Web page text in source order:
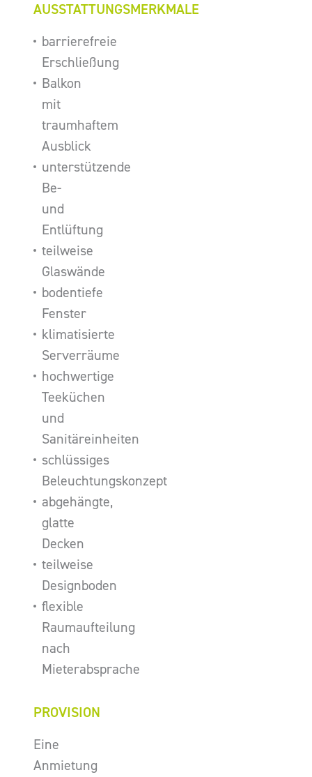
AUSSTATTUNGSMERKMALE
barrierefreie
Erschließung
Balkon
mit
traumhaftem
Ausblick
unterstützende
Be-
und
Entlüftung
teilweise
Glaswände
bodentiefe
Fenster
klimatisierte
Serverräume
hochwertige
Teeküchen
und
Sanitäreinheiten
schlüssiges
Beleuchtungskonzept
abgehängte,
glatte
Decken
teilweise
Designboden
flexible
Raumaufteilung
nach
Mieterabsprache
PROVISION
Eine
Anmietung